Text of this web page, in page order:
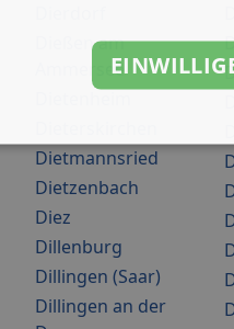
Dießen am
Ammersee
Dietmannsried
Dietzenbach
Diez
Dillenburg
Dillingen (Saar)
Dillingen an der